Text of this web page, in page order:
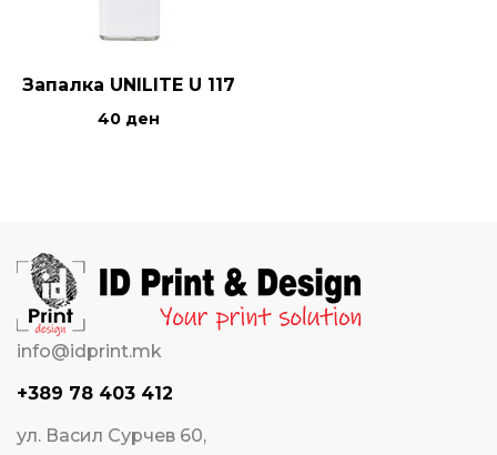
Запалка UNILITE U 117
40 ден
info@idprint.mk
+389 78 403 412
ул. Васил Сурчев 60,